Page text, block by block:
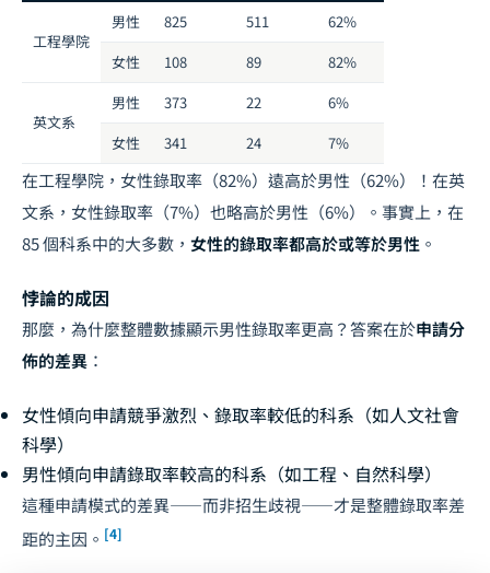
工程學院
男性 825 511
62%
女性
108 89 82%
英文系
男性 373 22
6%
女性
341 24 7%
在工程學院，女性錄取率（82%）遠高於男性（62%）！在英
文系，女性錄取率（7%）也略高於男性（6%）。事實上，在
85 個科系中的大多數， 女性的錄取率都高於或等於男性 。
悖論的成因
那麼，為什麼整體數據顯示男性錄取率更高？答案在於申請分
佈的差異 ：
女性傾向申請競爭激烈、錄取率較低的科系（如人文社會
科學）
男性傾向申請錄取率較高的科系（如工程、自然科學）
這種申請模式的差異——而非招生歧視——才是整體錄取率差
距的主因。 [4]